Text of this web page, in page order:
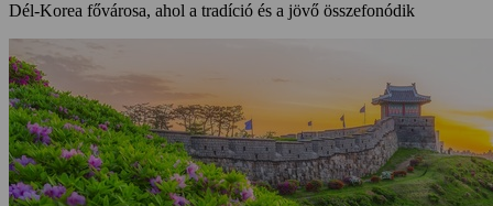
Dél-Korea fővárosa, ahol a tradíció és a jövő összefonódik